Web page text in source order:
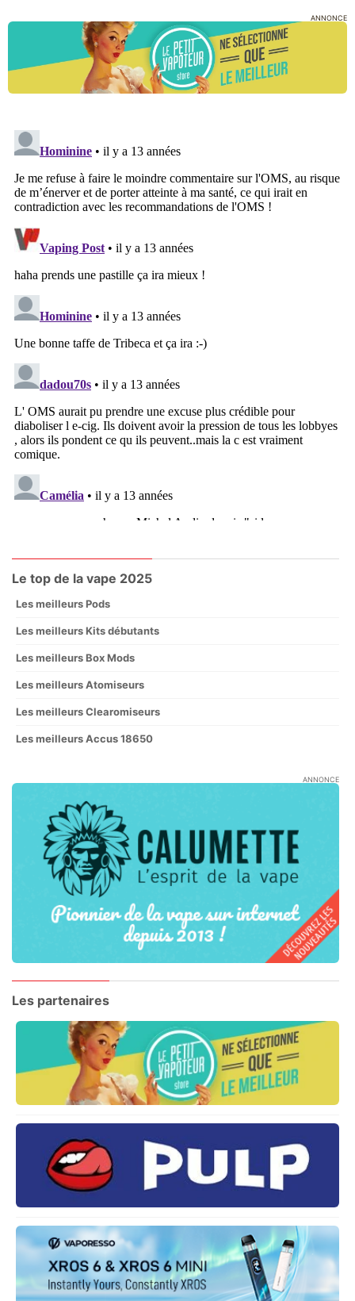
ANNONCE
Le top de la vape 2025
Les meilleurs Pods
Les meilleurs Kits débutants
Les meilleurs Box Mods
Les meilleurs Atomiseurs
Les meilleurs Clearomiseurs
Les meilleurs Accus 18650
ANNONCE
Les partenaires